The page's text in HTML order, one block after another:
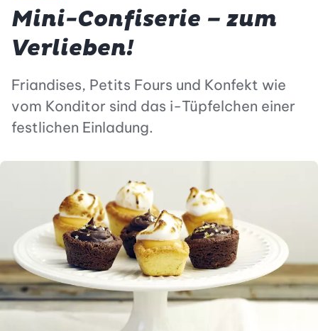
Mini-Confiserie – zum
Verlieben!
Friandises, Petits Fours und Konfekt wie
vom Konditor sind das i-Tüpfelchen einer
festlichen Einladung.